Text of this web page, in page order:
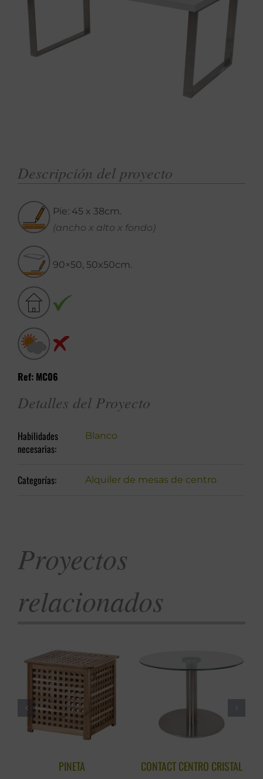
Descripción del proyecto
Pie: 45 x 38cm.
(ancho x alto x fondo)
90×50, 50x50cm.
Ref: MC06
Detalles del Proyecto
Habilidades
necesarias:
Blanco
Categorías: Alquiler de mesas de centro
Proyectos
relacionados
PINETA CONTACT CENTRO CRISTAL